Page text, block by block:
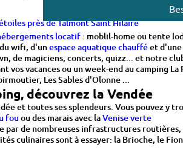
près de Talmont Saint Hilaire
locatif: moblil-home ou tente
wifi, d'unespace aquatique chaufféet d'une
de magiciens, concerts, quizz... et notre
vos vacances ou un week-end au camping
Les Sables d'Olonne ...
découvrez la Vendée
et toutes ses splendeurs. Vous pouvez y
fou ou des marais avec laVenise verte
par de nombreuses infrastructures routières,
culinaires sont à essayer: la Brioche, le